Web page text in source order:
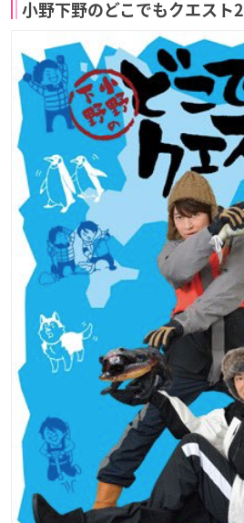
小野下野のどこでもクエスト2